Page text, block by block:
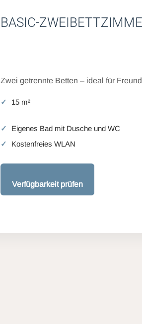
BASIC-
Zwei getrennte Betten – ideal für
15 m²
Eigenes Bad mit Dusche und WC
Kostenfreies WLAN
Verfügbarkeit prüfen